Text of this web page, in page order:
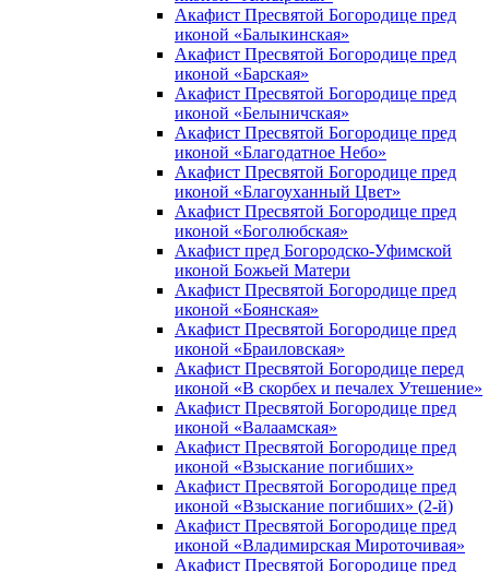
Акафист Пресвятой Богородице пред
иконой «Балыкинская»
Акафист Пресвятой Богородице пред
иконой «Барская»
Акафист Пресвятой Богородице пред
иконой «Белыничская»
Акафист Пресвятой Богородице пред
иконой «Благодатное Небо»
Акафист Пресвятой Богородице пред
иконой «Благоуханный Цвет»
Акафист Пресвятой Богородице пред
иконой «Боголюбская»
Акафист пред Богородско-Уфимской
иконой Божьей Матери
Акафист Пресвятой Богородице пред
иконой «Боянская»
Акафист Пресвятой Богородице пред
иконой «Браиловская»
Акафист Пресвятой Богородице перед
иконой «В скорбех и печалех Утешение»
Акафист Пресвятой Богородице пред
иконой «Валаамская»
Акафист Пресвятой Богородице пред
иконой «Взыскание погибших»
Акафист Пресвятой Богородице пред
иконой «Взыскание погибших» (2-й)
Акафист Пресвятой Богородице пред
иконой «Владимирская Мироточивая»
Акафист Пресвятой Богородице пред